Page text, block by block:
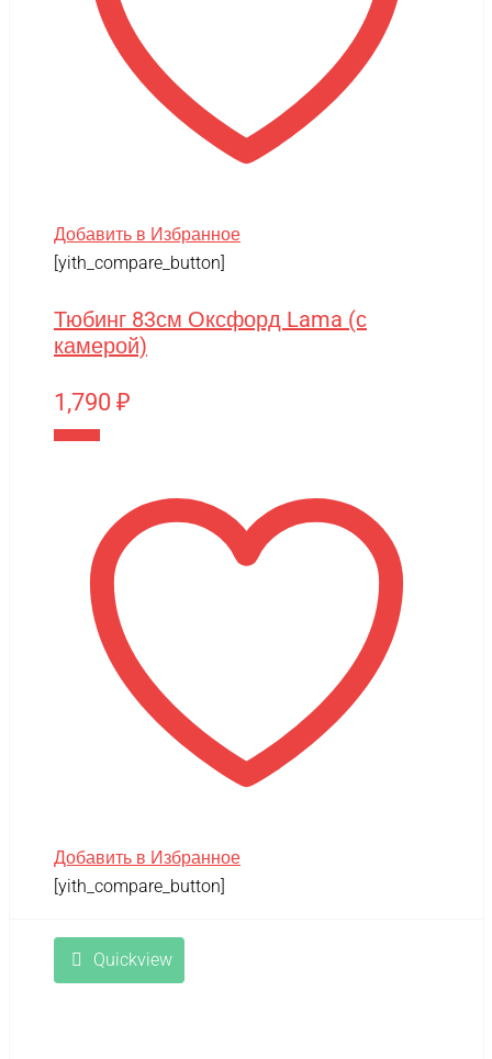
Добавить в Избранное
[yith_compare_button]
Тюбинг 83см Оксфорд Lama (с
камерой)
1,790 ₽
Добавить в Избранное
[yith_compare_button]
Quickview